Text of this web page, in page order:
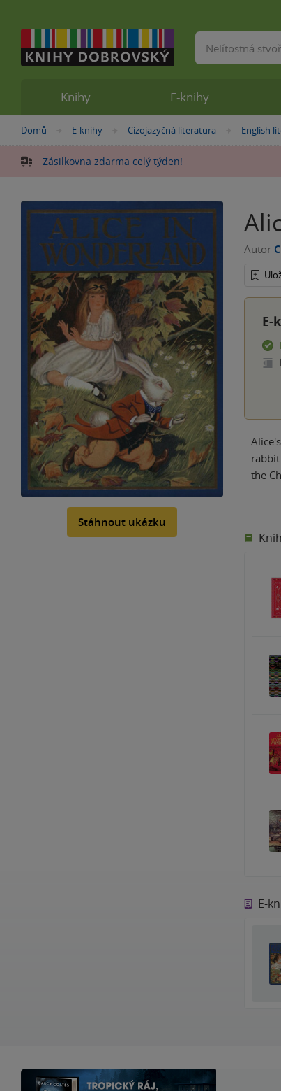
Nacházíte
zde:
Domů »
E-knihy »
Cizojazyčná literatura »
English
Zásilkovna zdarma celý týden!
Stáhnout ukázku
Autor
E-
the
E-
Knihy E-knihy
Vyhledávání